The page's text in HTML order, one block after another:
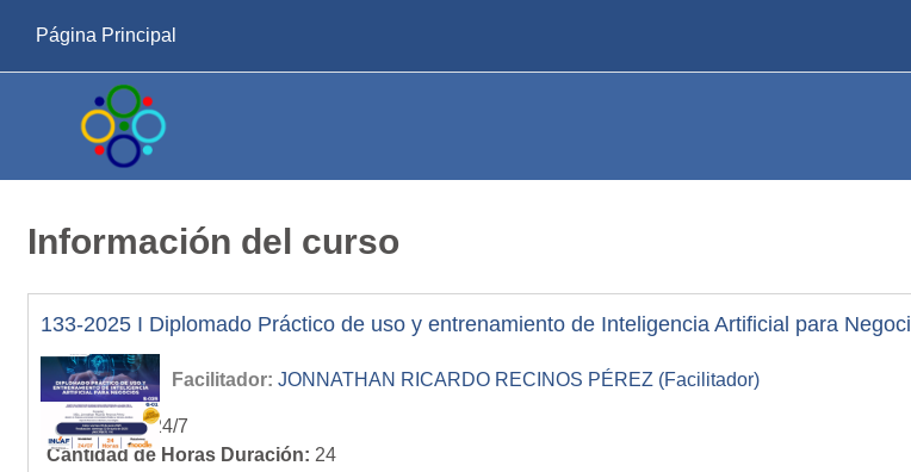
Página Principal
Información del curso
133-2025 I Diplomado Práctico de uso y entrenamiento de Inteligencia Artificial para
Facilitador: JONNATHAN RICARDO RECINOS PÉREZ (Facilitador)
Modalidad:24/7
Cantidad de Horas Duración: 24